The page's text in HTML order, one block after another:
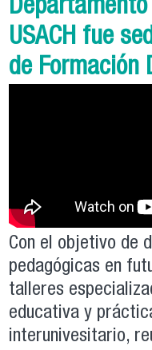
USACH fue
de Formación
Con el objetivo de
pedagógicas en
talleres
educativa y
interunivesitario,